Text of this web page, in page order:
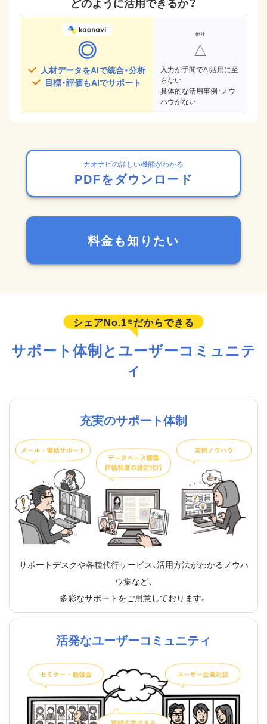
◎
人材データをAIで統合・分析
目標・評価もAIでサポート
△
入力が手間でAI活用に至
らない
具体的な活用事例・ノウ
ハウがない
カオナビの詳しい機能がわかる
PDFをダウンロード
料金も知りたい
シェアNo.1※ だからできる
サポート体制とユーザーコミュニテ
ィ
充実のサポート体制
サポートデスクや各種代行サービス、活用方法がわかるノウハ
ウ集など、
多彩なサポートをご用意しております。
活発なユーザーコミュニティ